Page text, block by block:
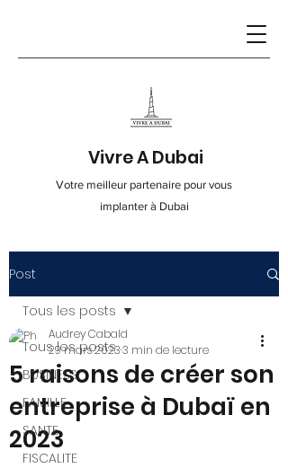
Vivre A Dubai
Votre meilleur partenaire pour vous
implanter à Dubai
info@vivre-a-dubai.com
Post
Tous les posts
BUSINESS
FAMILLE
SANTE
FISCALITE
Tous les posts
5 raisons de créer son
entreprise à Dubaï en
2023
Audrey Cabald
29 mars 20233 min de lecture